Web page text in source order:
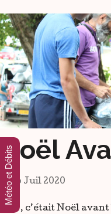
Noël
26 Juil 2020
Hier, c’était Noël
Météo et Débits